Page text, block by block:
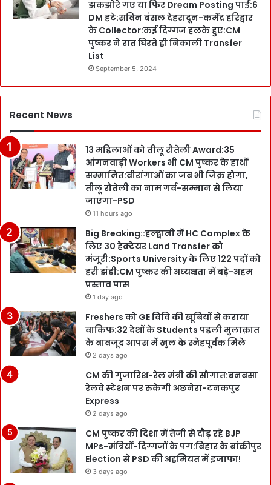
झकझोरे गए या फिर Dream Posting पाई:6
DM हटे:सविन बंसल देहरादून-कर्मेंद्र हरिद्वार
के Collector:कई दिग्गज हलके हुए:CM
पुष्कर ने रात घिरते ही निकाली Transfer
List
September 5, 2024
Recent News
13 महिलाओं को तीलू रौतेली Award:35
आंगनवाड़ी Workers भी CM पुष्कर के हाथों
सम्मानित:वीरांगाओं का जब भी जिक्र होगा,
तीलू रौतेली का नाम गर्व-सम्मान से लिया
जाएगा-PSD
11 hours ago
Big Breaking::हल्द्वानी में HC Complex के
लिए 30 हेक्टेयर Land Transfer को
मंजूरी:Sports University के लिए 122 पदों को
हरी झंडी:CM पुष्कर की अध्यक्षता में बड़े-अहम
प्रस्ताव पास
1 day ago
Freshers को GE विवि की खूबियों से कराया
वाकिफ:32 देशों के Students पहली मुलाक़ात
के बावजूद आपस में खुल के स्नेहपूर्वक मिले
2 days ago
CM की गुजारिश-रेल मंत्री की सौगात:बनबसा
रेलवे स्टेशन पर रुकेगी अछनेरा-टनकपुर
Express
2 days ago
CM पुष्कर की दिशा में तेजी से दौड़ रहे BJP
MPs-मंत्रियों-दिग्गजों के पग:बिहार के बांकीपुर
Election से PSD की अहमियत में इजाफा!
3 days ago